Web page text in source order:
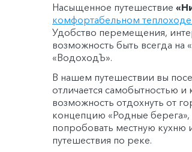
Насыщенное путешествие
комфортабельном теплоходе
Удобство перемещения,
возможность быть всегда на
«ВодоходЪ».
В нашем путешествии вы
отличается самобытностью и
возможность отдохнуть от
концепцию «Родные
попробовать местную
путешествия по реке.